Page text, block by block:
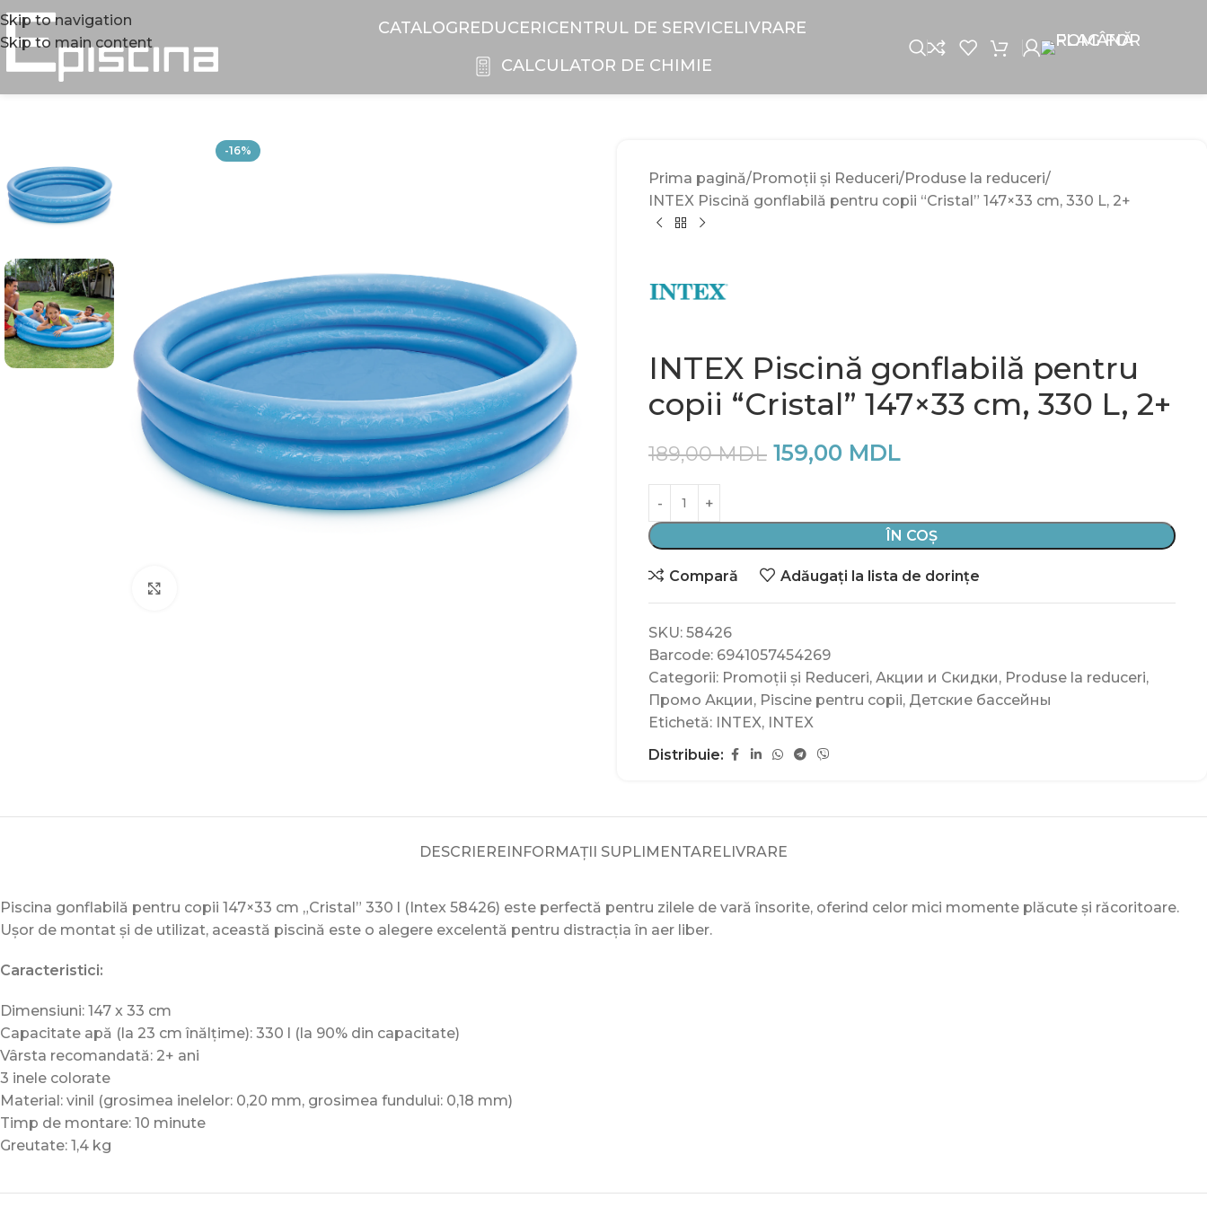
Skip to navigation
Skip to main content
CATALOGREDUCERICENTRUL DE SERVICELIVRARE
CALCULATOR DE CHIMIE
-16%
Prima pagină Promoții și Reduceri Produse la reduceri
INTEX Piscină gonflabilă pentru copii “Cristal” 147×33 cm, 330 L, 2+
INTEX Piscină gonflabilă pentru
copii “Cristal” 147×33 cm, 330 L, 2+
189,00MDL 159,00 MDL
ÎN COȘ
Compară Adăugați la lista de dorințe
SKU: 58426
Barcode: 6941057454269
Categorii: Promoții și Reduceri, Акции и Скидки, Produse la reduceri,
Промо Акции, Piscine pentru copii, Детские бассейны
Etichetă: INTEX, INTEX
Distribuie:
DESCRIEREINFORMAȚII SUPLIMENTARELIVRARE
Piscina gonflabilă pentru copii 147×33 cm „Cristal” 330 l (Intex 58426) este perfectă pentru zilele de vară însorite, oferind celor mici momente plăcute și răcoritoare.
Ușor de montat și de utilizat, această piscină este o alegere excelentă pentru distracția în aer liber.
Caracteristici:
Dimensiuni: 147 x 33 cm
Capacitate apă (la 23 cm înălțime): 330 l (la 90% din capacitate)
Vârsta recomandată: 2+ ani
3 inele colorate
Material: vinil (grosimea inelelor: 0,20 mm, grosimea fundului: 0,18 mm)
Timp de montare: 10 minute
Greutate: 1,4 kg